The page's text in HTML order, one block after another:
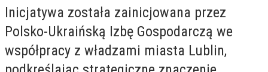
Inicjatywa została zainicjowana przez
Polsko-Ukraińską Izbę Gospodarczą we
współpracy z władzami miasta Lublin,